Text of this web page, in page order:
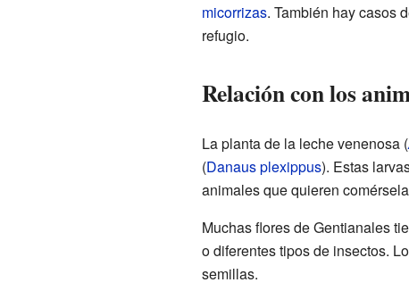
micorrizas. También hay casos
refugio.
Relación con los
La planta de la leche venenosa (
(Danaus plexippus). Estas
animales que quieren
Muchas flores de Gentianales
o diferentes tipos de insectos.
semillas.